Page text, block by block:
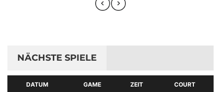
NÄCHSTE SPIELE
DATUM GAME ZEIT COURT